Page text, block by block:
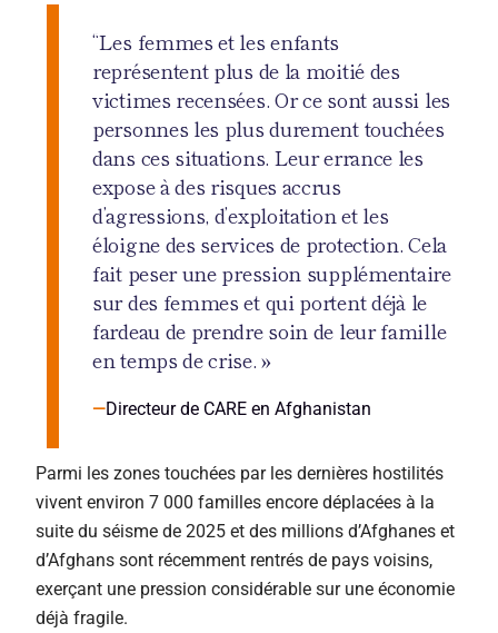
“Les femmes et les enfants
représentent plus de la moitié des
victimes recensées. Or ce sont aussi les
personnes les plus durement touchées
dans ces situations. Leur errance les
expose à des risques accrus
d’agressions, d’exploitation et les
éloigne des services de protection. Cela
fait peser une pression supplémentaire
sur des femmes et qui portent déjà le
fardeau de prendre soin de leur famille
en temps de crise. »
Directeur de CARE en Afghanistan
Parmi les zones touchées par les dernières hostilités
vivent environ 7 000 familles encore déplacées à la
suite du séisme de 2025 et des millions d’Afghanes et
d’Afghans sont récemment rentrés de pays voisins,
exerçant une pression considérable sur une économie
déjà fragile.